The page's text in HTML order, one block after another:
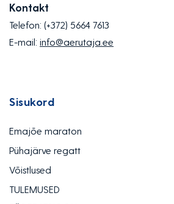
Kontakt
Telefon: (+372) 5664 7613
E-mail: info@aerutaja.ee
Sisukord
Emajõe maraton
Pühajärve regatt
Võistlused
TULEMUSED